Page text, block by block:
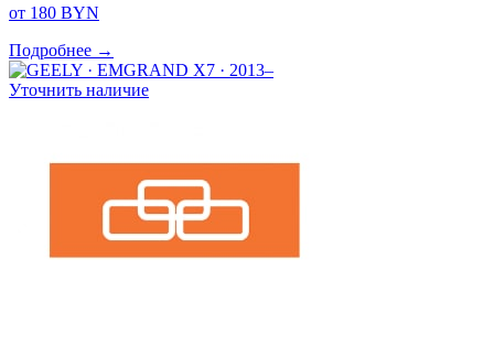
от 180 BYN
Подробнее →
Уточнить наличие